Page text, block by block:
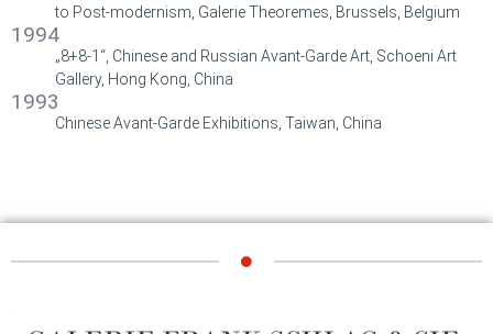
to Post-modernism, Galerie Theoremes, Brussels, Belgium
1994
„8+8-1“, Chinese and Russian Avant-Garde Art, Schoeni Art
Gallery, Hong Kong, China
1993
Chinese Avant-Garde Exhibitions, Taiwan, China